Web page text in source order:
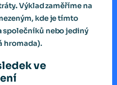
.Výklad zaměříme na
kde je tímto
společníků nebo jediný
hromada).
ve